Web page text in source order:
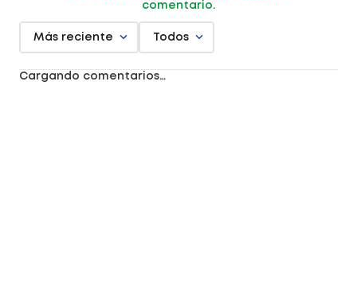
comentario.
Más reciente Todos
Cargando comentarios…